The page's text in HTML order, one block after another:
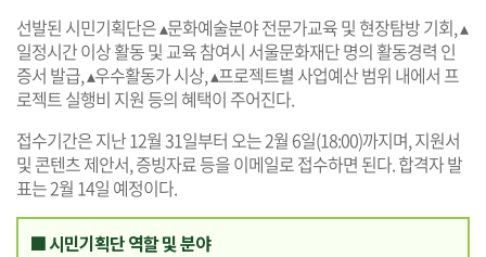
선발된 시민기획단은 ▴문화예술분야 전문가교육 및 현장탐방 기회, ▴
일정시간 이상 활동 및 교육 참여시 서울문화재단 명의 활동경력 인
증서 발급, ▴우수활동가 시상, ▴프로젝트별 사업예산 범위 내에서 프
로젝트 실행비 지원 등의 혜택이 주어진다.
접수기간은 지난 12월 31일부터 오는 2월 6일(18:00)까지며, 지원서
및 콘텐츠 제안서, 증빙자료 등을 이메일로 접수하면 된다. 합격자 발
표는 2월 14일 예정이다.
■ 시민기획단 역할 및 분야